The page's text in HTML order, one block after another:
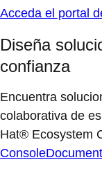
Acceda el portal
Diseña
confianza
Encuentra
colaborativa de
Hat® Ecosystem
Console